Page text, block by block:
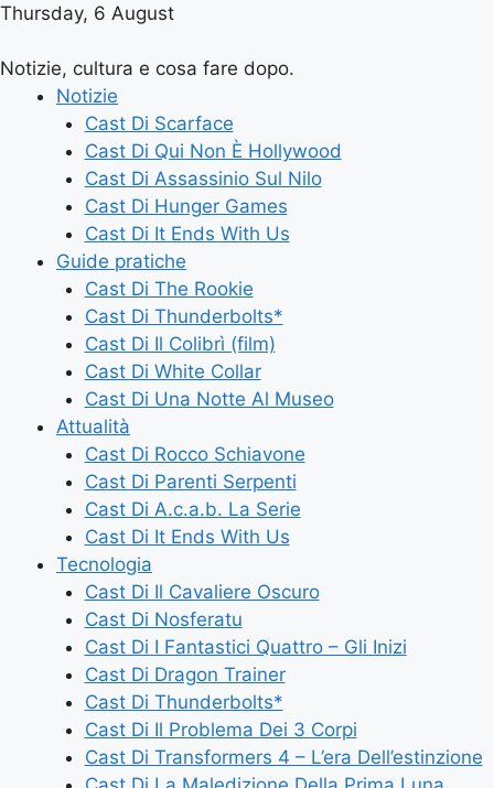
Thursday, 6 August
Notizie, cultura e cosa fare dopo.
Notizie
Cast Di Scarface
Cast Di Qui Non È Hollywood
Cast Di Assassinio Sul Nilo
Cast Di Hunger Games
Cast Di It Ends With Us
Guide pratiche
Cast Di The Rookie
Cast Di Thunderbolts*
Cast Di Il Colibrì (film)
Cast Di White Collar
Cast Di Una Notte Al Museo
Attualità
Cast Di Rocco Schiavone
Cast Di Parenti Serpenti
Cast Di A.c.a.b. La Serie
Cast Di It Ends With Us
Tecnologia
Cast Di Il Cavaliere Oscuro
Cast Di Nosferatu
Cast Di I Fantastici Quattro – Gli Inizi
Cast Di Dragon Trainer
Cast Di Thunderbolts*
Cast Di Il Problema Dei 3 Corpi
Cast Di Transformers 4 – L’era Dell’estinzione